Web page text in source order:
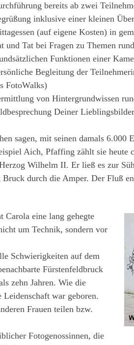
bereits ab zwei
inklusive einer kleinen
(auf eigene Kosten) in
und Tat bei Fragen zu Themen
Funktionen einer
Begleitung der
FotoWalks)
von Hintergrundwissen
Deiner Lieblingsbilder
sagen, mit seinen damals 6.000
Aich, Pfaffing zählt sie heute
Wilhelm II. Er ließ es zur
durch die Amper. Der Fluß
Carola eine lang gehegte
um Technik, sondern vor
Schwierigkeiten auf dem
Fürstenfeldbruck
zehn Jahren. Wie die
war geboren.
Frauen teilen bzw.
Fotogenossinnen, die